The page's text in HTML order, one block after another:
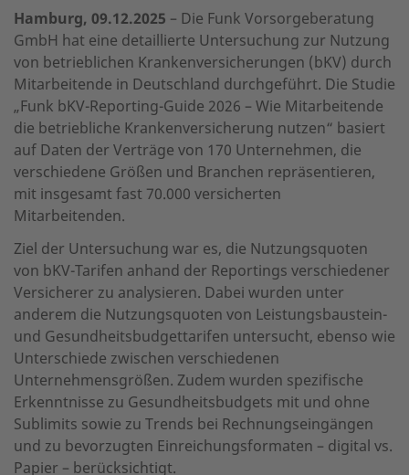
Hamburg, 09.12.2025 – Die Funk Vorsorgeberatung
GmbH hat eine detaillierte Untersuchung zur Nutzung
von betrieblichen Krankenversicherungen (bKV) durch
Mitarbeitende in Deutschland durchgeführt. Die Studie
„Funk bKV-Reporting-Guide 2026 – Wie Mitarbeitende
die betriebliche Krankenversicherung nutzen“ basiert
auf Daten der Verträge von 170 Unternehmen, die
verschiedene Größen und Branchen repräsentieren,
mit insgesamt fast 70.000 versicherten
Mitarbeitenden.
Ziel der Untersuchung war es, die Nutzungsquoten
von bKV-Tarifen anhand der Reportings verschiedener
Versicherer zu analysieren. Dabei wurden unter
anderem die Nutzungsquoten von Leistungsbaustein-
und Gesundheitsbudgettarifen untersucht, ebenso wie
Unterschiede zwischen verschiedenen
Unternehmensgrößen. Zudem wurden spezifische
Erkenntnisse zu Gesundheitsbudgets mit und ohne
Sublimits sowie zu Trends bei Rechnungseingängen
und zu bevorzugten Einreichungsformaten – digital vs.
Papier – berücksichtigt.